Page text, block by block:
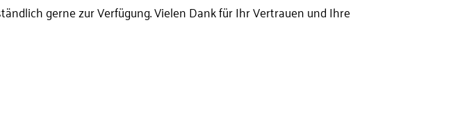
gerne zur Verfügung. Vielen Dank für Ihr Vertrauen und Ihre